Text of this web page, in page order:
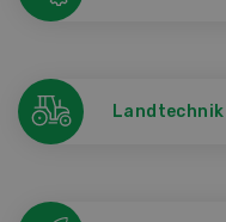
Landtechnik